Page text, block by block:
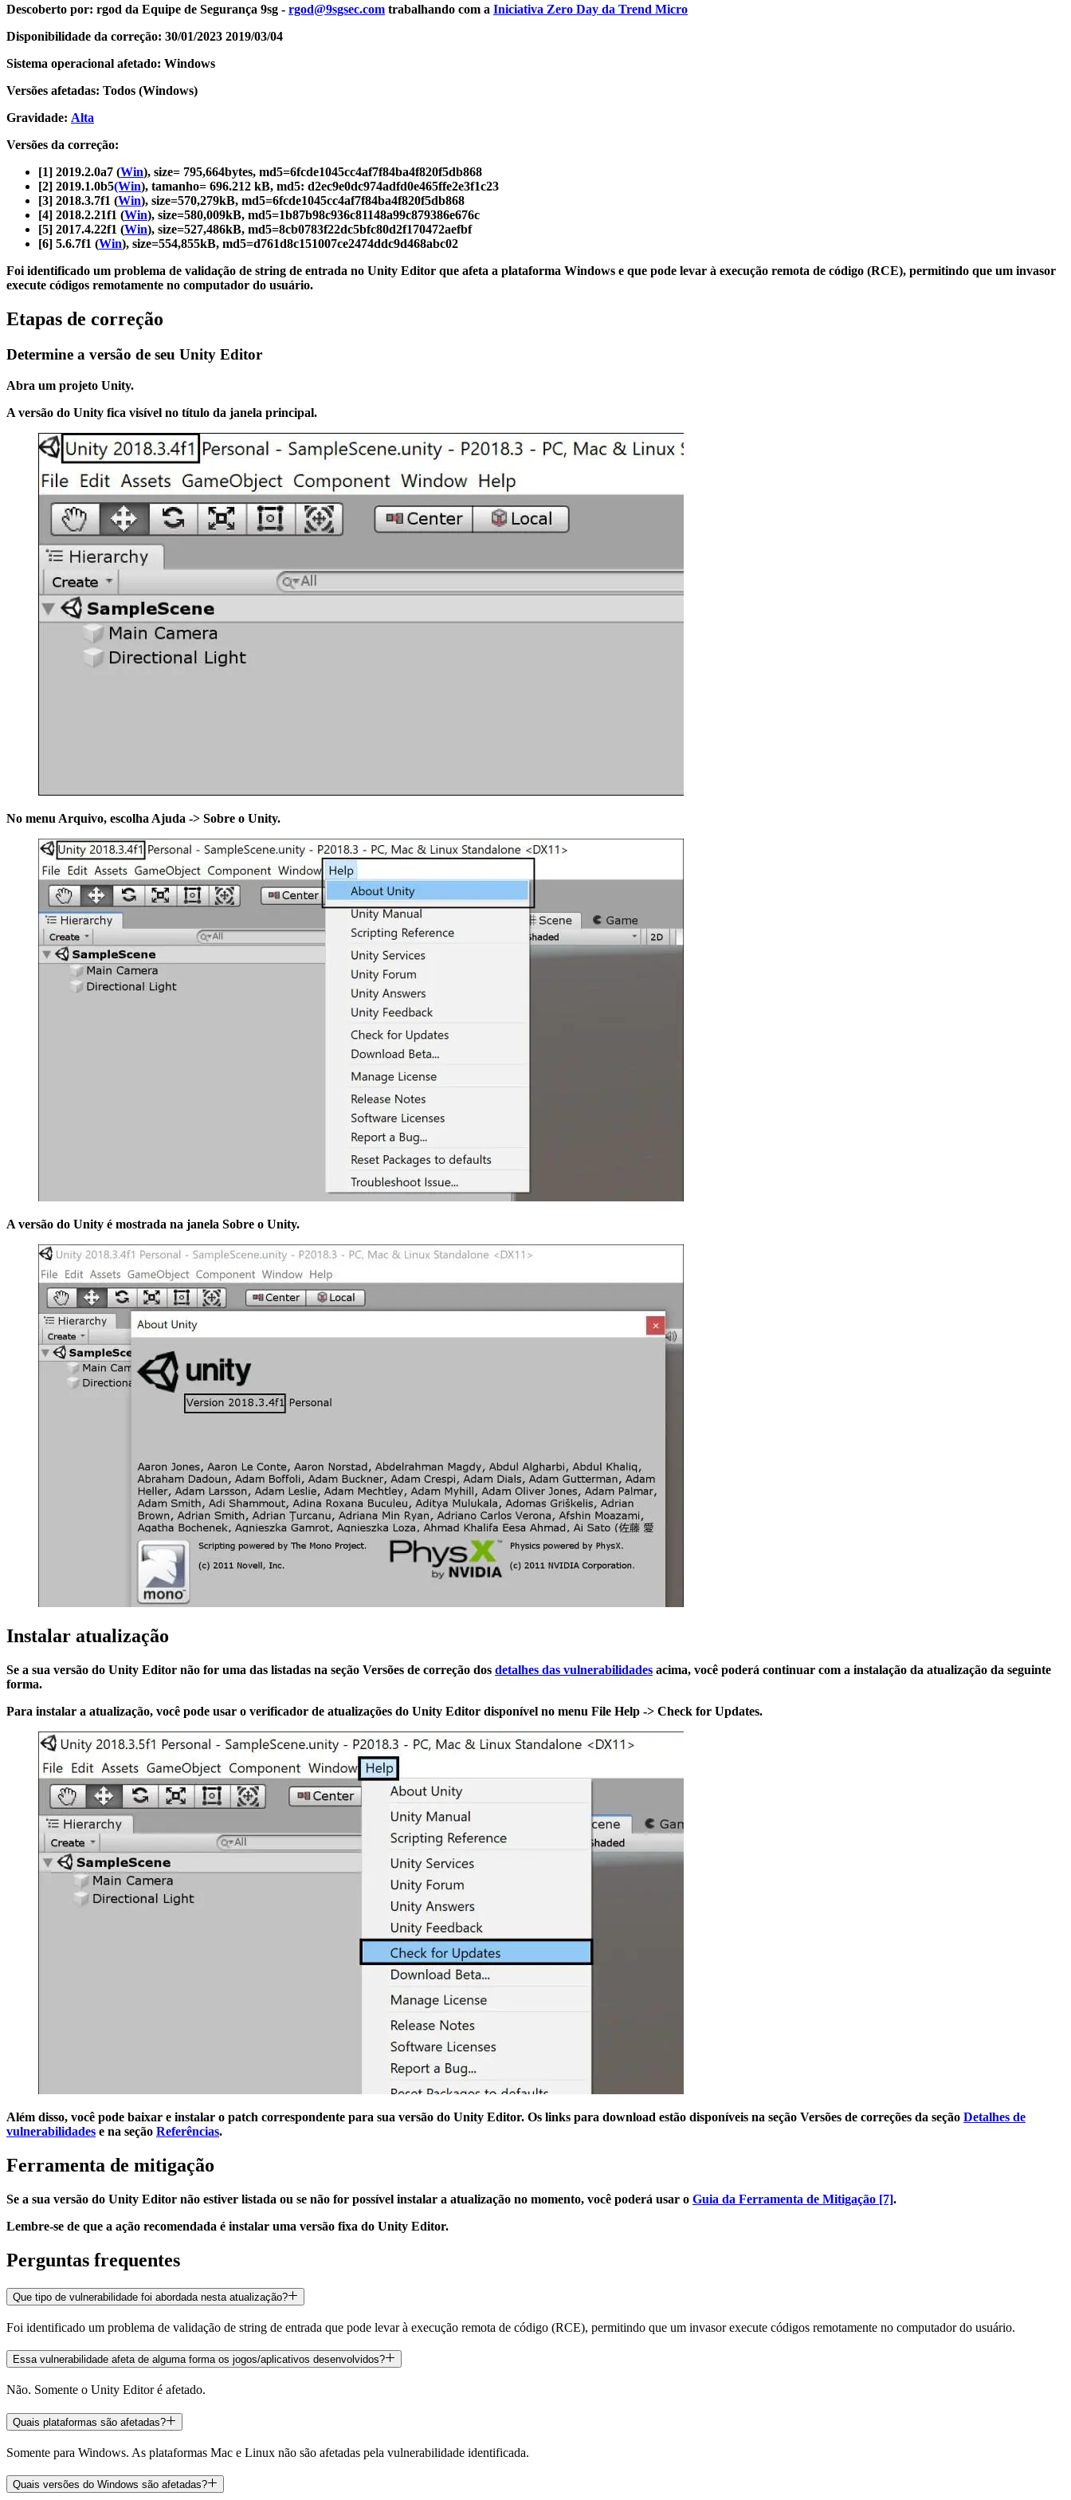
LiveOps
Amplie
Aquisição de usuários
Seja descoberto e adquira usuários móveis
In-App Purchase
Monetização
Conecte jogadores com os jogos certos
Anuncie com o Unity
Monetize com o Unity
Casos de uso
Jogos de dispositivos móveis
Crie e faça crescer sucessos móveis com o Unity
Jogos Independentes
Lance grandes jogos com pequenas equipes
Jogos XR
Lance jogos XR em várias plataformas
Jogos com multijogador
Varejo
Impulsione a inovação e as experiências dentro do carro
Veja todas as indústrias
Insights
Estudos de caso
Histórias de sucesso do mundo real
Guias de melhores práticas
Demonstrações
Todos os recursos
Novidades
Blog
Atualizações, informações e dicas técnicas
Notícias
Notícias, histórias e centro de imprensa
Junte-se a desenvolvedores, criadores e insiders
Prêmios Unity
Celebrando criadores do Unity em todo o mundo
Tutoriais
Educação
Para estudantes
Impulsione sua carreira
Para educadores
Concessão de Licença Educacional
Leve o poder do Unity para sua instituição
Certificações
Prove sua maestria em Unity
Descoberto por: rgod da Equipe de Segurança 9sg - rgod@9sgsec.com trabalhando com a Iniciativa Zero Day da Trend Micro
Disponibilidade da correção: 30/01/2023 2019/03/04
Sistema operacional afetado: Windows
Versões afetadas: Todos (Windows)
Gravidade: Alta
Versões da correção:
[1] 2019.2.0a7 (Win), size= 795,664bytes, md5=6fcde1045cc4af7f84ba4f820f5db868
[2] 2019.1.0b5(Win), tamanho= 696.212 kB, md5: d2ec9e0dc974adfd0e465ffe2e3f1c23
[3] 2018.3.7f1 (Win), size=570,279kB, md5=6fcde1045cc4af7f84ba4f820f5db868
[4] 2018.2.21f1 (Win), size=580,009kB, md5=1b87b98c936c81148a99c879386e676c
[5] 2017.4.22f1 (Win), size=527,486kB, md5=8cb0783f22dc5bfc80d2f170472aefbf
[6] 5.6.7f1 (Win), size=554,855kB, md5=d761d8c151007ce2474ddc9d468abc02
Foi identificado um problema de validação de string de entrada no Unity Editor que afeta a plataforma Windows e que pode levar à execução remota de código (RCE), permitindo que um invasor
execute códigos remotamente no computador do usuário.
Etapas de correção
Determine a versão de seu Unity Editor
Abra um projeto Unity.
A versão do Unity fica visível no título da janela principal.
No menu Arquivo, escolha Ajuda -> Sobre o Unity.
A versão do Unity é mostrada na janela Sobre o Unity.
Instalar atualização
Se a sua versão do Unity Editor não for uma das listadas na seção Versões de correção dos detalhes das vulnerabilidades acima, você poderá continuar com a instalação da atualização da seguinte
forma.
Para instalar a atualização, você pode usar o verificador de atualizações do Unity Editor disponível no menu File Help -> Check for Updates.
Além disso, você pode baixar e instalar o patch correspondente para sua versão do Unity Editor. Os links para download estão disponíveis na seção Versões de correções da seção Detalhes de
vulnerabilidades e na seção Referências.
Ferramenta de mitigação
Se a sua versão do Unity Editor não estiver listada ou se não for possível instalar a atualização no momento, você poderá usar o Guia da Ferramenta de Mitigação [7].
Lembre-se de que a ação recomendada é instalar uma versão fixa do Unity Editor.
Perguntas frequentes
Que tipo de vulnerabilidade foi abordada nesta atualização?
Foi identificado um problema de validação de string de entrada que pode levar à execução remota de código (RCE), permitindo que um invasor execute códigos remotamente no computador do usuário.
Essa vulnerabilidade afeta de alguma forma os jogos/aplicativos desenvolvidos?
Não. Somente o Unity Editor é afetado.
Quais plataformas são afetadas?
Somente para Windows. As plataformas Mac e Linux não são afetadas pela vulnerabilidade identificada.
Quais versões do Windows são afetadas?